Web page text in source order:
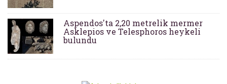
Aspendos'ta 2,20 metrelik mermer
Asklepios ve Telesphoros heykeli
bulundu